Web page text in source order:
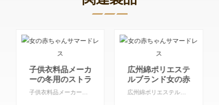
広州綿ポリエステ
ルブランド女の赤
ちゃんドレスデザ